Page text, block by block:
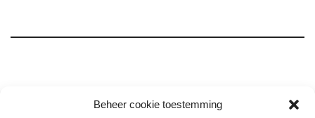
Beheer cookie toestemming
Mijn favoriete webshops